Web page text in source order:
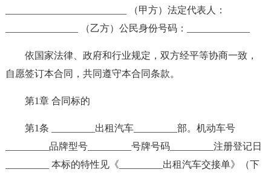
_________________________ （甲方）法定代表人：
_______________ （乙方）公民身份号码：_____________
依国家法律、政府和行业规定，双方经平等协商一致，
自愿签订本合同，共同遵守本合同条款。
第1章 合同标的
第1条 _________出租汽车_________部。机动车号
_________品牌型号_________号牌号码_________注册登记日
_________ 本标的特性见《_________出租汽车交接单》（下